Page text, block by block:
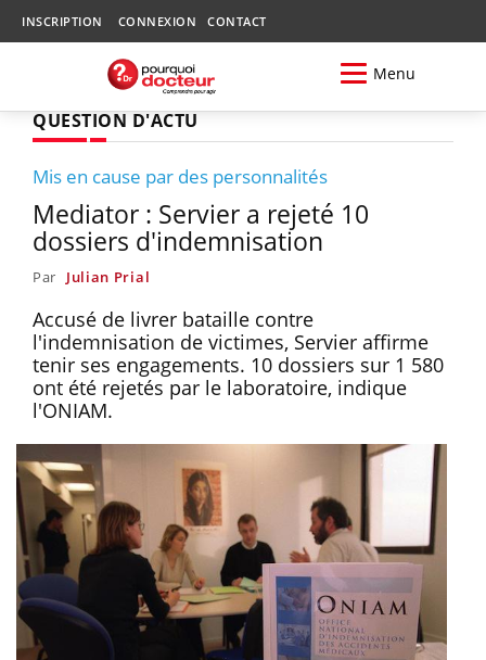
INSCRIPTION CONNEXION CONTACT
Menu
QUESTION D'ACTU
Mis en cause par des personnalités
Mediator : Servier a rejeté 10
dossiers d'indemnisation
Par Julian Prial
Accusé de livrer bataille contre
l'indemnisation de victimes, Servier affirme
tenir ses engagements. 10 dossiers sur 1 580
ont été rejetés par le laboratoire, indique
l'ONIAM.